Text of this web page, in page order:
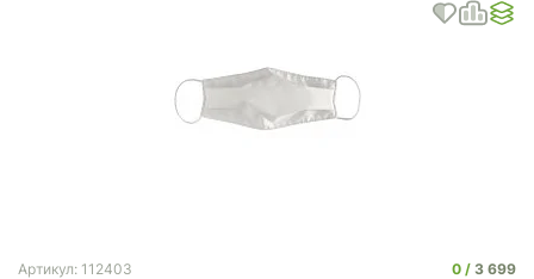
Артикул: 112403 0
3 699